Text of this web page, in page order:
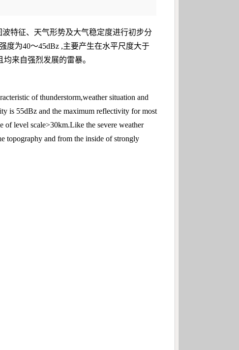
特征、天气形势及大气稳定度进行初步分
度为40～45dBz ,主要产生在水平尺度大于
来自强烈发展的雷暴。
of thunderstorm,weather situation and
is 55dBz and the maximum reflectivity for most
of level scale>30km.Like the severe weather
topography and from the inside of strongly